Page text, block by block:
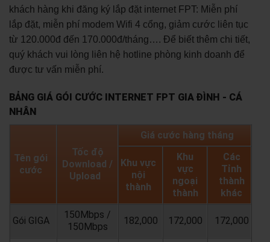
khách hàng khi đăng ký lắp đặt internet FPT: Miễn phí
lắp đặt, miễn phí modem Wifi 4 cổng, giảm cước liên tục
từ 120.000đ đến 170.000đ/tháng…. Để biết thêm chi tiết,
quý khách vui lòng liên hệ hotline phòng kinh doanh để
được tư vấn miễn phí.
BẢNG GIÁ GÓI CƯỚC INTERNET FPT GIA ĐÌNH - CÁ
NHÂN
Tên gói
cước
Tốc độ
Download /
Upload
Giá cước hàng tháng
Khu vực
nội
thành
Khu
vực
ngoại
thành
Các
Tỉnh
thành
khác
Gói GIGA
150Mbps /
150Mbps
182,000 172,000 172,000